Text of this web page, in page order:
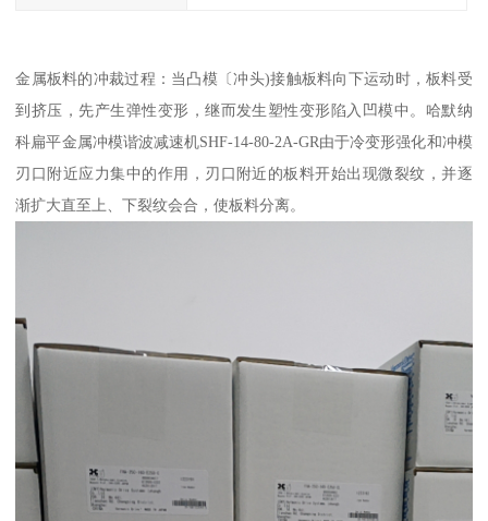
金属板料的冲裁过程：当凸模〔冲头)接触板料向下运动时，板料受
到挤压，先产生弹性变形，继而发生塑性变形陷入凹模中。哈默纳
科扁平金属冲模谐波减速机SHF-14-80-2A-GR由于冷变形强化和冲模
刃口附近应力集中的作用，刃口附近的板料开始出现微裂纹，并逐
渐扩大直至上、下裂纹会合，使板料分离。